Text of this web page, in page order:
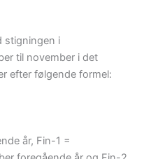
stigningen i
til november i det
efter følgende formel:
år, Fin-1 =